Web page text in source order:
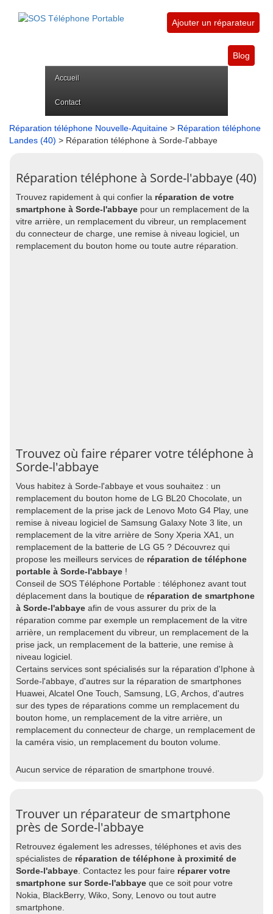
Ajouter un réparateur
Blog
Accueil
Contact
Réparation téléphone Nouvelle-Aquitaine > Réparation téléphone
Landes (40) > Réparation téléphone à Sorde-l'abbaye
Réparation téléphone à Sorde-l'abbaye (40)
Trouvez rapidement à qui confier la réparation de votre
smartphone à Sorde-l'abbaye pour un remplacement de la
vitre arrière, un remplacement du vibreur, un remplacement
du connecteur de charge, une remise à niveau logiciel, un
remplacement du bouton home ou toute autre réparation.
Trouvez où faire réparer votre téléphone à
Sorde-l'abbaye
Vous habitez à Sorde-l'abbaye et vous souhaitez : un
remplacement du bouton home de LG BL20 Chocolate, un
remplacement de la prise jack de Lenovo Moto G4 Play, une
remise à niveau logiciel de Samsung Galaxy Note 3 lite, un
remplacement de la vitre arrière de Sony Xperia XA1, un
remplacement de la batterie de LG G5 ? Découvrez qui
propose les meilleurs services de réparation de téléphone
portable à Sorde-l'abbaye !
Conseil de SOS Téléphone Portable : téléphonez avant tout
déplacement dans la boutique de réparation de smartphone
à Sorde-l'abbaye afin de vous assurer du prix de la
réparation comme par exemple un remplacement de la vitre
arrière, un remplacement du vibreur, un remplacement de la
prise jack, un remplacement de la batterie, une remise à
niveau logiciel.
Certains services sont spécialisés sur la réparation d'Iphone à
Sorde-l'abbaye, d'autres sur la réparation de smartphones
Huawei, Alcatel One Touch, Samsung, LG, Archos, d'autres
sur des types de réparations comme un remplacement du
bouton home, un remplacement de la vitre arrière, un
remplacement du connecteur de charge, un remplacement de
la caméra visio, un remplacement du bouton volume.
Aucun service de réparation de smartphone trouvé.
Trouver un réparateur de smartphone
près de Sorde-l'abbaye
Retrouvez également les adresses, téléphones et avis des
spécialistes de réparation de téléphone à proximité de
Sorde-l'abbaye . Contactez les pour faire réparer votre
smartphone sur Sorde-l'abbaye que ce soit pour votre
Nokia, BlackBerry, Wiko, Sony, Lenovo ou tout autre
smartphone.